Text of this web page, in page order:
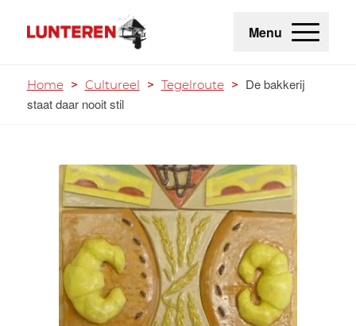
Menu
Home > Cultureel > Tegelroute > De bakkerij
staat daar nooit stil